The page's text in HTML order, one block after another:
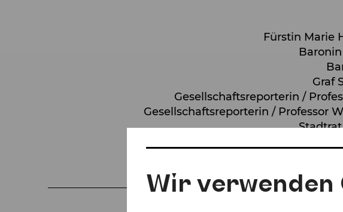
Wir verwenden
Fürstin Marie
Graf
Gesellschaftsreporterin /
Gesellschaftsreporterin / Professor